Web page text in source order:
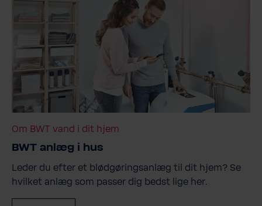
Om BWT vand i dit hjem
BWT anlæg i hus
Leder du efter et blødgøringsanlæg til dit hjem? Se
hvilket anlæg som passer dig bedst lige her.